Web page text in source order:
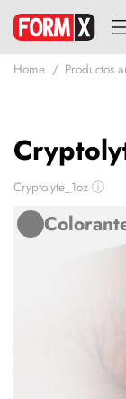
Home Productos
Cryptolyte_1oz ⓘ